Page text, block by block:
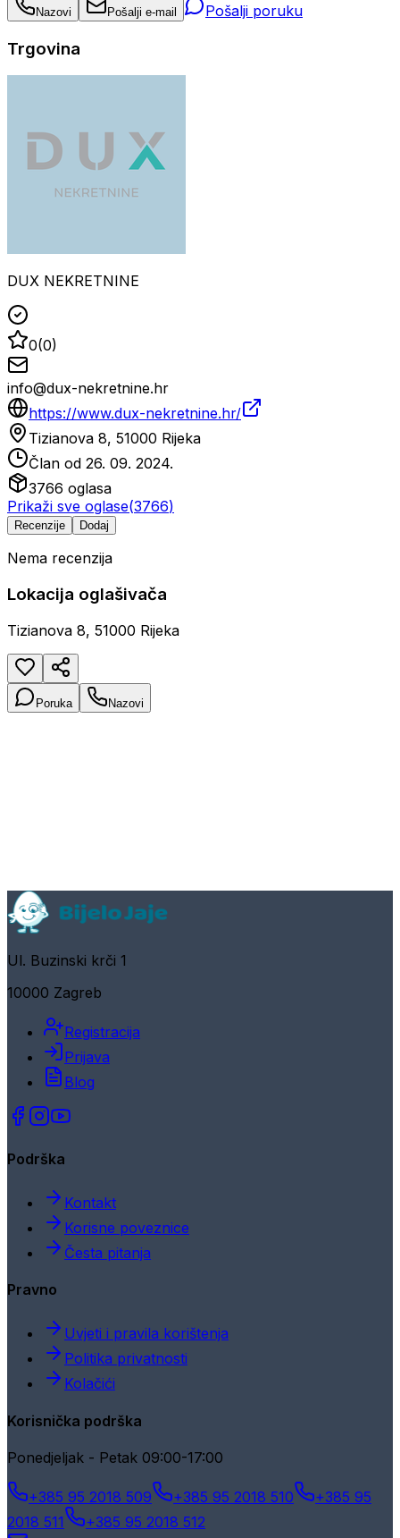
Nazovi Pošalji e-mail Pošalji poruku
Trgovina
DUX NEKRETNINE
0(0)
info@dux-nekretnine.hr
https://www.dux-nekretnine.hr/
Tizianova 8, 51000 Rijeka
Član od 26. 09. 2024.
3766 oglasa
Prikaži sve oglase(3766)
Recenzije Dodaj
Nema recenzija
Lokacija oglašivača
Tizianova 8, 51000 Rijeka
Poruka Nazovi
Ul. Buzinski krči 1
10000 Zagreb
Registracija
Prijava
Blog
Podrška
Kontakt
Korisne poveznice
Česta pitanja
Pravno
Uvjeti i pravila korištenja
Politika privatnosti
Kolačići
Korisnička podrška
Ponedjeljak - Petak 09:00-17:00
+385 95 2018 509 +385 95 2018 510
+385 95
2018 511
+385 95 2018 512